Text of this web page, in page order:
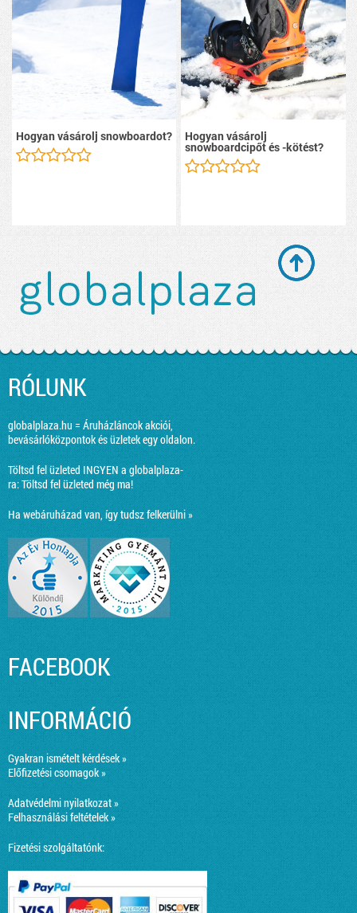
Hogyan vásárolj snowboardot? Hogyan vásárolj
snowboardcipőt és -kötést?
RÓLUNK
globalplaza.hu = Áruházláncok akciói,
bevásárlóközpontok és üzletek egy oldalon.
Töltsd fel üzleted INGYEN a globalplaza-
ra:Töltsd fel üzleted még ma!
Ha webáruházad van, így tudsz felkerülni »
FACEBOOK
INFORMÁCIÓ
Gyakran ismételt kérdések »
Előfizetési csomagok »
Adatvédelmi nyilatkozat »
Felhasználási feltételek »
Fizetési szolgáltatónk: